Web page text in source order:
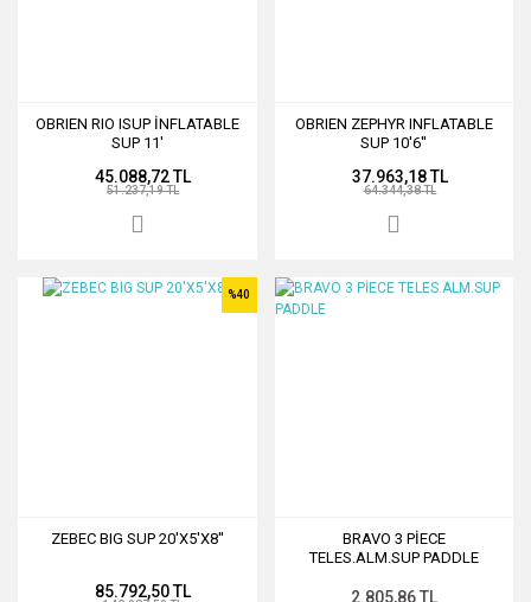
OBRIEN RIO ISUP İNFLATABLE
SUP 11'
45.088,72 TL
51.237,19 TL
OBRIEN ZEPHYR INFLATABLE
SUP 10'6''
37.963,18 TL
64.344,38 TL
ZEBEC BIG SUP 20'X5'X8''
%40
85.792,50 TL
BRAVO 3 PİECE
TELES.ALM.SUP PADDLE
2.805,86 TL